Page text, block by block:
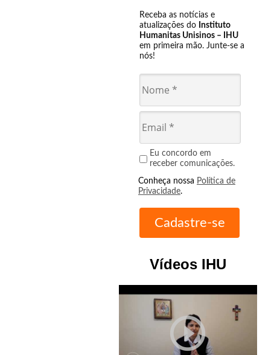
Receba as notícias e
atualizações do Instituto
Humanitas Unisinos – IHU
em primeira mão. Junte-se a
nós!
Eu concordo em
receber comunicações.
Conheça nossa Política de
Privacidade.
Vídeos IHU
play_circle_outline